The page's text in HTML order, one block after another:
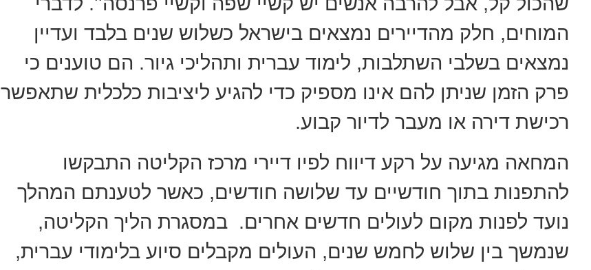
המוחים, חלק מהדיירים נמצאים בישראל כשלוש שנים בלבד ועדיין
נמצאים בשלבי השתלבות, לימוד עברית ותהליכי גיור. הם טוענים כי
פרק הזמן שניתן להם אינו מספיק כדי להגיע ליציבות כלכלית שתאפשר
רכישת דירה או מעבר לדיור קבוע.
המחאה מגיעה על רקע דיווח לפיו דיירי מרכז הקליטה התבקשו
להתפנות בתוך חודשיים עד שלושה חודשים, כאשר לטענתם המהלך
נועד לפנות מקום לעולים חדשים אחרים. במסגרת הליך הקליטה,
שנמשך בין שלוש לחמש שנים, העולים מקבלים סיוע בלימודי עברית,